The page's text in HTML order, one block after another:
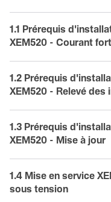
1.1 Prérequis
XEM520 - Courant
1.2 Prérequis
XEM520 - Relevé des
1.3 Prérequis
XEM520 - Mise à jour
1.4 Mise en service
sous tension